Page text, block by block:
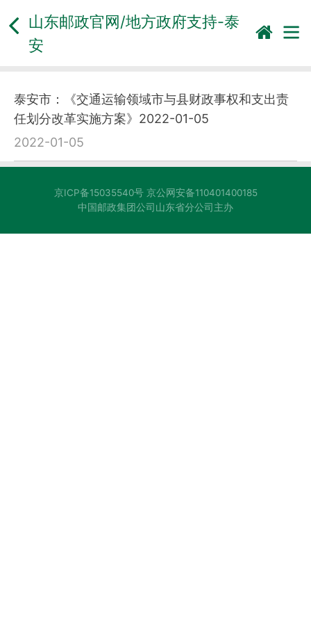
山东邮政官网/地方政府支持-泰
安
泰安市：《交通运输领域市与县财政事权和支出责
任划分改革实施方案》2022-01-05
2022-01-05
京ICP备15035540号 京公网安备110401400185
中国邮政集团公司山东省分公司主办